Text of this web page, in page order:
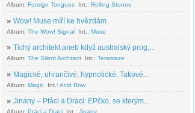
Album: Foreign Tongues Int.: Rolling Stones
» Wow! Muse míří ke hvězdám
Album: The Wow! Signal Int.: Muse
» Tichý architekt aneb když australský prog,...
Album: The Silent Architect Int.: Teramaze
» Magické, uhrančivé, hypnotické. Takové...
Album: Magic Int.: Acid Row
» Jinany – Ptáci a Draci: EPčko, se kterým...
Album: Ptáci a Draci Int.: Jinany